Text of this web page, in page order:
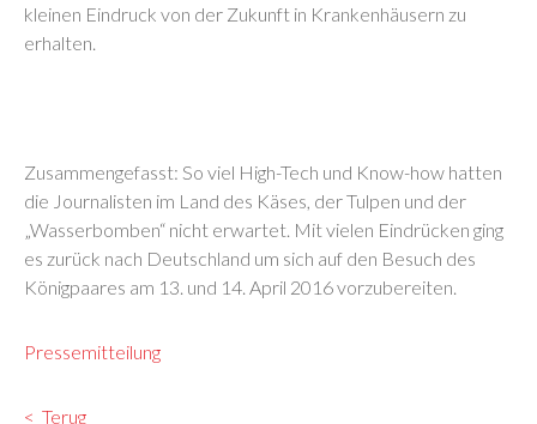
kleinen Eindruck von der Zukunft in Krankenhäusern zu
erhalten.
Zusammengefasst: So viel High-Tech und Know-how hatten
die Journalisten im Land des Käses, der Tulpen und der
„Wasserbomben“ nicht erwartet. Mit vielen Eindrücken ging
es zurück nach Deutschland um sich auf den Besuch des
Königpaares am 13. und 14. April 2016 vorzubereiten.
Pressemitteilung
Terug